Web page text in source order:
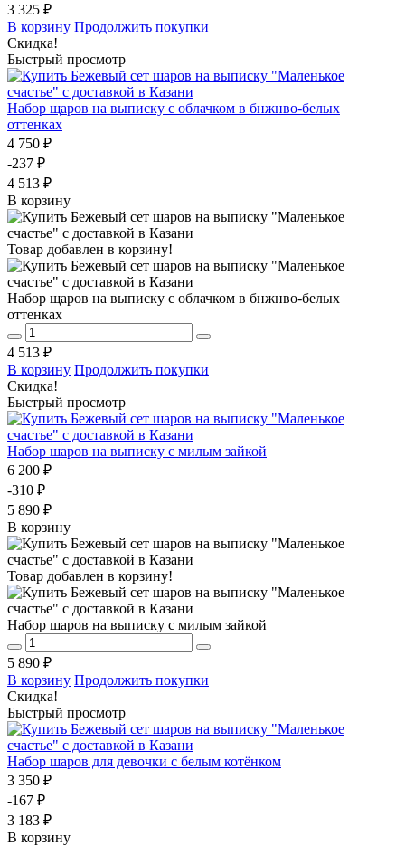
3 325 ₽
В корзину Продолжить покупки
Скидка!
Быстрый просмотр
Набор щаров на выписку с облачком в бнжнво-белых
оттенках
4 750 ₽
-237 ₽
4 513 ₽
В корзину
Товар добавлен в корзину!
Набор щаров на выписку с облачком в бнжнво-белых
оттенках
4 513 ₽
В корзину Продолжить покупки
Скидка!
Быстрый просмотр
Набор шаров на выписку с милым зайкой
6 200 ₽
-310 ₽
5 890 ₽
В корзину
Товар добавлен в корзину!
Набор шаров на выписку с милым зайкой
5 890 ₽
В корзину Продолжить покупки
Скидка!
Быстрый просмотр
Набор шаров для девочки с белым котёнком
3 350 ₽
-167 ₽
3 183 ₽
В корзину